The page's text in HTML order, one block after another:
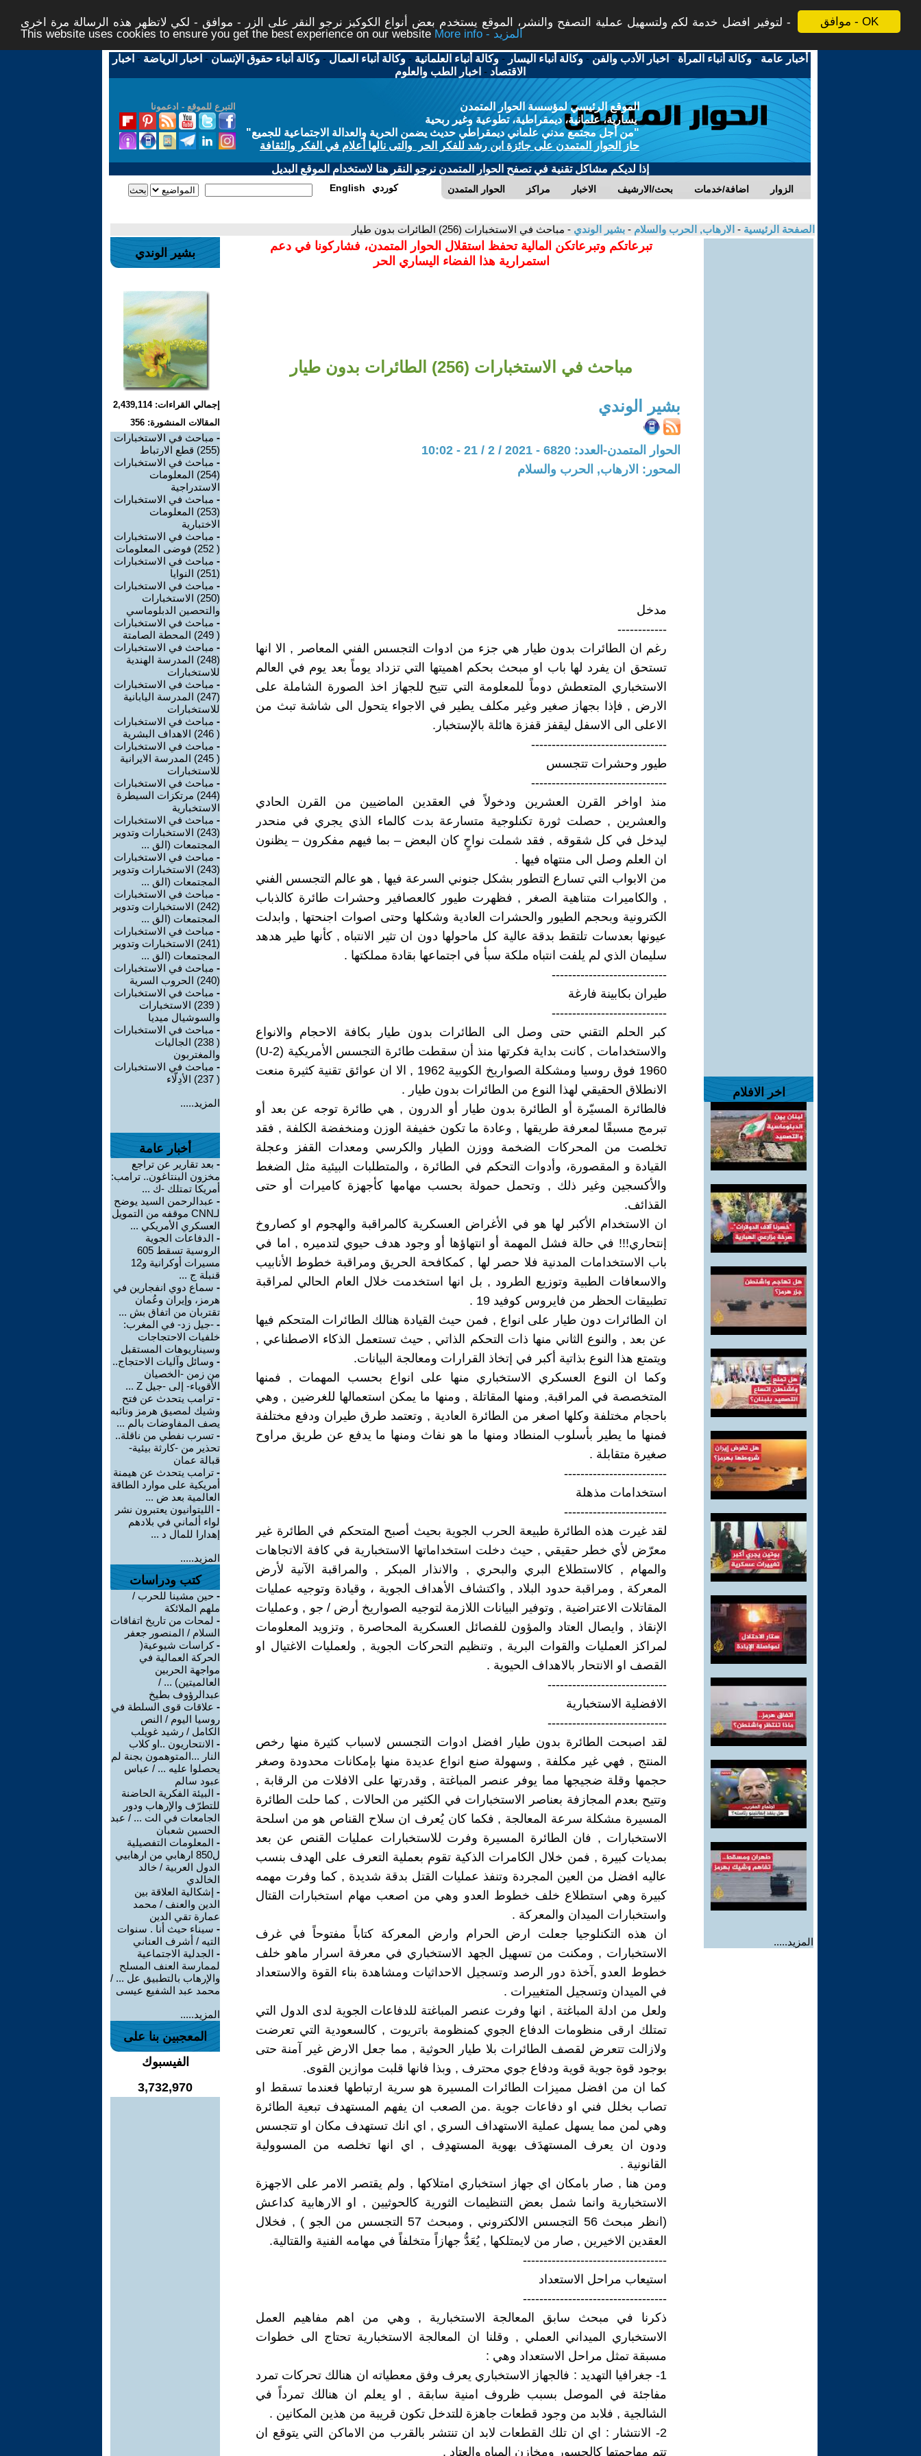
موافق - OK
لتوفير افضل خدمة لكم ولتسهيل عملية التصفح والنشر، الموقع يستخدم بعض أنواع الكوكيز نرجو النقر على الزر - موافق - لكي لاتظهر هذه الرسالة مرة اخرى -
This website uses cookies to ensure you get the best experience on our website
More info - المزيد
أخبار عامة -وكالة أنباء المرأة - اخبار الأدب والفن -وكالة أنباء اليسار -وكالة أنباء العلمانية -وكالة أنباء العمال -وكالة أنباء حقوق الإنسان - اخبار الرياضة - اخبار
الاقتصاد - اخبار الطب والعلوم
التبرع للموقع - ادعمونا
الموقع الرئيسي لمؤسسة الحوار المتمدن
يسارية، علمانية، ديمقراطية، تطوعية وغير ربحية
"من أجل مجتمع مدني علماني ديمقراطي حديث يضمن الحرية والعدالة الاجتماعية للجميع"
حاز الحوار المتمدن على جائزة ابن رشد للفكر الحر والتى نالها أعلام في الفكر والثقافة
إذا لديكم مشاكل تقنية في تصفح الحوار المتمدن نرجو النقر هنا لاستخدام الموقع البديل
الحوار المتمدن مراكز الاخبار بحث/الارشيف اضافة/خدمات الزوار English كوردي
الصفحة الرئيسية - الارهاب, الحرب والسلام - بشير الوندي - مباحث في الاستخبارات (256) الطائرات بدون طيار
اخر الافلام
المزيد.....
تبرعاتكم وتبرعاتكن المالية تحفظ استقلال الحوار المتمدن، فشاركونا في دعم
استمرارية هذا الفضاء اليساري الحر
مباحث في الاستخبارات (256) الطائرات بدون طيار
بشير الوندي
الحوار المتمدن-العدد: 6820 - 2021 / 2 / 21 - 10:02
المحور: الارهاب, الحرب والسلام
مدخل
------------
رغم ان الطائرات بدون طيار هي جزء من ادوات التجسس الفني المعاصر , الا انها
تستحق ان يفرد لها باب او مبحث بحكم اهميتها التي تزداد يوماً بعد يوم في العالم
الاستخباري المتعطش دوماً للمعلومة التي تتيح للجهاز اخذ الصورة الشاملة على
الارض , فإذا بجهاز صغير وغير مكلف يطير في الاجواء يتحول الى شاشة تبث من
الاعلى الى الاسفل ليقفز قفزة هائلة بالإستخبار.
---------------------------------
طيور وحشرات تتجسس
---------------------------------
منذ اواخر القرن العشرين ودخولاً في العقدين الماضيين من القرن الحادي
والعشرين , حصلت ثورة تكنلوجية متسارعة بدت كالماء الذي يجري في منحدر
ليدخل في كل شقوقه , فقد شملت نواحٍ كان البعض – بما فيهم مفكرون – يظنون
ان العلم وصل الى منتهاه فيها .
من الابواب التي تسارع التطور بشكل جنوني السرعة فيها , هو عالم التجسس الفني
, والكاميرات متناهية الصغر , فظهرت طيور كالعصافير وحشرات طائرة كالذباب
الكترونية وبحجم الطيور والحشرات العادية وشكلها وحتى اصوات اجنحتها , وابدلت
عيونها بعدسات تلتقط بدقة عالية كل ماحولها دون ان تثير الانتباه , كأنها طير هدهد
سليمان الذي لم يلفت انتباه ملكة سبأ في اجتماعها بقادة مملكتها .
----------------------------
طيران بكابينة فارغة
----------------------------
كبر الحلم التقني حتى وصل الى الطائرات بدون طيار بكافة الاحجام والانواع
والاستخدامات , كانت بداية فكرتها منذ أن سقطت طائرة التجسس الأمريكية (U-2)
1960 فوق روسيا ومشكلة الصواريخ الكوبية 1962 , الا ان عوائق تقنية كثيرة منعت
الانطلاق الحقيقي لهذا النوع من الطائرات بدون طيار .
فالطائرة المسيّرة أو الطائرة بدون طيار أو الدرون , هي طائرة توجه عن بعد أو
تبرمج مسبقًا لمعرفة طريقها , وعادة ما تكون خفيفة الوزن ومنخفضة الكلفة , فقد
تخلصت من المحركات الضخمة ووزن الطيار والكرسي ومعدات القفز وعجلة
القيادة و المقصورة، وأدوات التحكم في الطائرة ، والمتطلبات البيئية مثل الضغط
والأكسجين وغير ذلك , وتحمل حمولة بحسب مهامها كأجهزة كاميرات أو حتى
القذائف.
ان الاستخدام الأكبر لها هو في الأغراض العسكرية كالمراقبة والهجوم او كصاروخ
إنتحاري!!! في حالة فشل المهمة أو انتهاؤها أو وجود هدف حيوي لتدميره , اما في
باب الاستخدامات المدنية فلا حصر لها , كمكافحة الحريق ومراقبة خطوط الأنابيب
والاسعافات الطبية وتوزيع الطرود , بل انها استخدمت خلال العام الحالي لمراقبة
تطبيقات الحظر من فايروس كوفيد 19 .
ان الطائرات دون طيار على انواع , فمن حيث القيادة هنالك الطائرات المتحكم فيها
عن بعد , والنوع الثاني منها ذات التحكم الذاتي , حيث تستعمل الذكاء الاصطناعي ,
ويتمتع هذا النوع بذاتية أكبر في إتخاذ القرارات ومعالجة البيانات.
وكما ان النوع العسكري الاستخباري منها على انواع بحسب المهمات , فمنها
المتخصصة في المراقبة, ومنها المقاتلة , ومنها ما يمكن استعمالها للغرضين , وهي
باحجام مختلفة وكلها اصغر من الطائرة العادية , وتعتمد طرق طيران ودفع مختلفة
فمنها ما يطير بأسلوب المنطاد ومنها ما هو نفاث ومنها ما يدفع عن طريق مراوح
صغيرة متقابلة .
-------------------------
استخدامات مذهلة
-------------------------
لقد غيرت هذه الطائرة طبيعة الحرب الجوية بحيث أصبح المتحكم في الطائرة غير
معرّض لأي خطر حقيقي , حيث دخلت استخداماتها الاستخبارية في كافة الاتجاهات
والمهام , كالاستطلاع البري والبحري , والانذار المبكر , والمراقبة الآنية لأرض
المعركة , ومراقبة حدود البلاد , واكتشاف الأهداف الجوية ، وقيادة وتوجيه عمليات
المقاتلات الاعتراضية , وتوفير البيانات اللازمة لتوجيه الصواريخ أرض / جو , وعمليات
الإنقاذ , وايصال العتاد والمؤون للفصائل العسكرية المحاصرة , وتزويد المعلومات
لمراكز العمليات والقوات البرية , وتنظيم التحركات الجوية , ولعمليات الاغتيال او
القصف او الانتحار بالاهداف الحيوية .
-----------------------------
الافضلية الاستخبارية
-----------------------------
لقد اصبحت الطائرة بدون طيار افضل ادوات التجسس لاسباب كثيرة منها رخص
المنتج , فهي غير مكلفة , وسهولة صنع انواع عديدة منها بإمكانات محدودة وصغر
حجمها وقلة ضجيجها مما يوفر عنصر المباغتة , وقدرتها على الافلات من الرقابة ,
وتتيح بعدم المجازفة بعناصر الاستخبارات في الكثير من الحالات , كما حلت الطائرة
المسيرة مشكلة سرعة المعالجة , فكما كان يُعرف ان سلاح القناص هو من اسلحة
الاستخبارات , فان الطائرة المسيرة وفرت للاستخبارات عمليات القنص عن بعد
بمديات كبيرة , فمن خلال الكامرات الذكية تقوم بعملية التعرف على الهدف بنسب
عاليه افضل من العين المجردة وتنفذ عمليات القتل بدقة شديدة , كما وفرت مهمه
كبيرة وهي استطلاع خلف خطوط العدو وهي من اصعب مهام استخبارات القتال
واستخبارات الميدان والمعركة .
ان هذه التكنلوجيا جعلت ارض الحرام وارض المعركة كتاباً مفتوحاً في غرف
الاستخبارات , ومكنت من تسهيل الجهد الاستخباري في معرفة اسرار ماهو خلف
خطوط العدو ,آخذة دور الرصد وتسجيل الاحداثيات ومشاهدة بناء القوة والاستعداد
في الميدان وتسجيل المتغييرات .
ولعل من ادلة المباغتة , انها وفرت عنصر المباغتة للدفاعات الجوية لدى الدول التي
تمتلك ارقى منظومات الدفاع الجوي كمنظومة باتريوت , كالسعودية التي تعرضت
ولازالت تتعرض لقصف الطائرات بلا طيار الحوثية , مما جعل الارض غير آمنة حتى
بوجود قوة جوية قوية ودفاع جوي محترف , وبذا فانها قلبت موازين القوى.
كما ان من افضل مميزات الطائرات المسيرة هو سرية ارتباطها فعندما تسقط او
تصاب بخلل فني او دفاعات جوية .من الصعب ان يفهم المستهدف تبعية الطائرة
وهي لمن مما يسهل عملية الاستهداف السري , اي انك تستهدف مكان او تتجسس
ودون ان يعرف المستهدَف بهوية المستهدِف , اي انها تخلصه من المسوولية
القانونية .
ومن هنا , صار بامكان اي جهاز استخباري امتلاكها , ولم يقتصر الامر على الاجهزة
الاستخبارية وانما شمل بعض التنظيمات الثورية كالحوثيين , او الارهابية كداعش
(انظر مبحث 56 التجسس الالكتروني , ومبحث 57 التجسس من الجو ) , فخلال
العقدين الاخيرين , صار من لايمتلكها , يُعَدُّ جهازاً متخلفاً في مهامه الفنية والقتالية.
-----------------------------------
استيعاب مراحل الاستعداد
-----------------------------------
ذكرنا في مبحث سابق المعالجة الاستخبارية , وهي من اهم مفاهيم العمل
الاستخباري الميداني العملي , وقلنا ان المعالجة الاستخبارية تحتاج الى خطوات
مسبقة تمثل مراحل الاستعداد وهي :
1- جغرافيا التهديد : فالجهاز الاستخباري يعرف وفق معطياته ان هنالك تحركات تمرد
مفاجئة في الموصل بسبب ظروف امنية سابقة , او يعلم ان هنالك تمرداً في
الشالجية , فلابد من وجود قطعات جاهزة للتدخل تكون قريبة من هذين المكانين .
2- الانتشار : اي ان تلك القطعات لابد ان تنتشر بالقرب من الاماكن التي يتوقع ان
تتم مهاجمتها كالجسور ومخازن المياه والعتاد .
بشير الوندي
إجمالي القراءات: 2,439,114
المقالات المنشورة: 356
- مباحث في الاستخبارات
(255) قطع الارتباط
- مباحث في الاستخبارات
(254) المعلومات
الاستدراجية
- مباحث في الاستخبارات
(253) المعلومات
الاختبارية
- مباحث في الاستخبارات
( 252) فوضى المعلومات
- مباحث في الاستخبارات
(251) النوايا
- مباحث في الاستخبارات
(250) الاستخبارات
والتحصين الدبلوماسي
- مباحث في الاستخبارات
( 249) المحطة الصامتة
- مباحث في الاستخبارات
(248) المدرسة الهندية
للاستخبارات
- مباحث في الاستخبارات
(247) المدرسة اليابانية
للاستخبارات
- مباحث في الاستخبارات
( 246) الاهداف البشرية
- مباحث في الاستخبارات
( 245) المدرسة الايرانية
للاستخبارات
- مباحث في الاستخبارات
(244) مرتكزات السيطرة
الاستخبارية
- مباحث في الاستخبارات
(243) الاستخبارات وتدوير
المجتمعات (الق ...
- مباحث في الاستخبارات
(243) الاستخبارات وتدوير
المجتمعات (الق ...
- مباحث في الاستخبارات
(242) الاستخبارات وتدوير
المجتمعات (الق ...
- مباحث في الاستخبارات
(241) الاستخبارات وتدوير
المجتمعات (الق ...
- مباحث في الاستخبارات
(240) الحروب السرية
- مباحث في الاستخبارات
( 239) الاستخبارات
والسوشيال ميديا
- مباحث في الاستخبارات
( 238) الجاليات
والمغتربون
- مباحث في الاستخبارات
( 237) الأدِلّاء
المزيد.....
أخبار عامة
- بعد تقارير عن تراجع
مخزون البنتاغون.. ترامب:
أمريكا تمتلك -ك ...
- عبدالرحمن السيد يوضح
لـCNN موقفه من التمويل
العسكري الأمريكي ...
- الدفاعات الجوية
الروسية تسقط 605
مسيرات أوكرانية و12
قنبلة ج ...
- سماع دوي انفجارين في
هرمز، وإيران وعُمان
تقتربان من اتفاق بش ...
- -جيل زد- في المغرب:
خلفيات الاحتجاجات
وسيناريوهات المستقبل
- وسائل وآليات الاحتجاج..
من زمن -الخصيان
الأقوياء- إلى -جيل Z ...
- ترامب يتحدث عن فتح
وشيك لمصيق هرمز ونائبه
يصف المفاوضات بالم ...
- تسرب نفطي من ناقلة..
تحذير من -كارثة بيئية-
قبالة عمان
- ترامب يتحدث عن هيمنة
أمريكية على موارد الطاقة
العالمية بعد ض ...
- الليتوانيون يعتبرون نشر
لواء ألماني في بلادهم
إهدارا للمال د ...
المزيد.....
كتب ودراسات
- حين مشينا للحرب /
ملهم الملائكة
- لمحات من تاريخ اتفاقات
السلام / المنصور جعفر
-كراسات شيوعية(
الحركة العمالية في
مواجهة الحربين
العالميتين) ... /
عبدالرؤوف بطيخ
- علاقات قوى السلطة في
روسيا اليوم / النص
الكامل / رشيد غويلب
- الانتحاريون ..او كلاب
النار ...المتوهمون بجنة لم
يحصلوا عليه ... / عباس
عبود سالم
- البيئة الفكرية الحاضنة
للتطرّف والإرهاب ودور
الجامعات في الت ... / عبد
الحسين شعبان
- المعلومات التفصيلية
ل850 ارهابي من ارهابيي
الدول العربية / خالد
الخالدي
- إشكالية العلاقة بين
الدين والعنف / محمد
عمارة تقي الدين
- سيناء حيث أنا . سنوات
التيه / أشرف العناني
- الجدلية الاجتماعية
لممارسة العنف المسلح
والإرهاب بالتطبيق عل ... /
محمد عبد الشفيع عيسى
المزيد.....
المعجبين بنا على
الفيسبوك
3,732,970